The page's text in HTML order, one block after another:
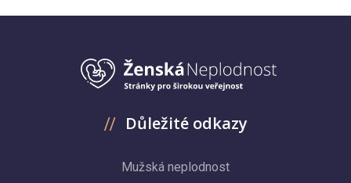
Důležité odkazy
Mužská neplodnost